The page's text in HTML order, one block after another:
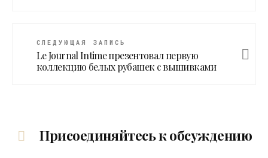
СЛЕДУЮЩАЯ ЗАПИСЬ
Le Journal Intime презентовал первую
коллекцию белых рубашек с вышивками
Присоединяйтесь к обсуждению